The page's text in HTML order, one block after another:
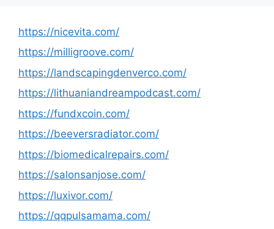
https://nicevita.com/
https://milligroove.com/
https://landscapingdenverco.com/
https://lithuaniandreampodcast.com/
https://fundxcoin.com/
https://beeversradiator.com/
https://biomedicalrepairs.com/
https://salonsanjose.com/
https://luxivor.com/
https://qqpulsamama.com/